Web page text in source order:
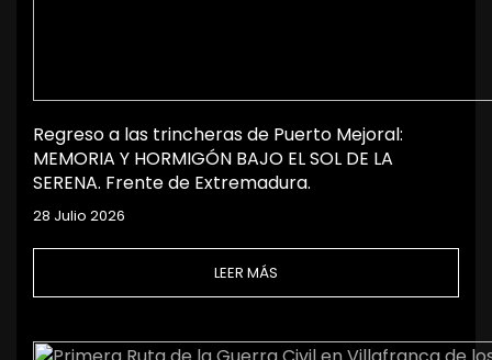
Regreso a las trincheras de Puerto Mejoral:
MEMORIA Y HORMIGÓN BAJO EL SOL DE LA
SERENA. Frente de Extremadura.
28 Julio 2026
LEER MÁS